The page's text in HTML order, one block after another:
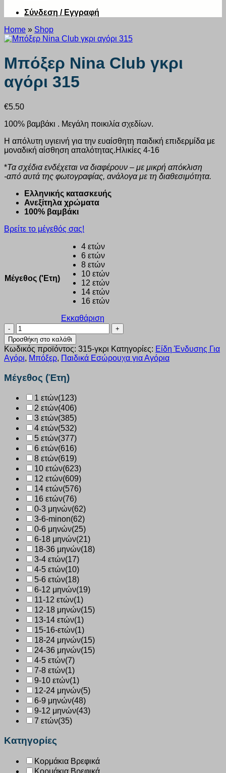
Σύνδεση / Εγγραφή
Home » Shop
Μπόξερ Nina Club γκρι
αγόρι 315
€5.50
100% βαμβάκι . Μεγάλη ποικιλία σχεδίων.
Η απόλυτη υγιεινή για την ευαίσθητη παιδική επιδερμίδα με
μοναδική αίσθηση απαλότητας.Ηλικίες 4-16
*Τα σχέδια ενδέχεται να διαφέρουν – με μικρή απόκλιση
-από αυτά της φωτογραφίας, ανάλογα με τη διαθεσιμότητα.
Eλληνικής κατασκευής
Ανεξίτηλα χρώματα
100% βαμβάκι
Βρείτε το μέγεθός σας!
Μέγεθος ('Ετη)
4 ετών
6 ετών
8 ετών
10 ετών
12 ετών
14 ετών
16 ετών
Εκκαθάριση
Μπόξερ
Nina
Club
γκρι
αγόρι
315
ποσότητα
Προσθήκη στο καλάθι
Κωδικός προϊόντος: 315-γκρι Κατηγορίες: Είδη Ένδυσης Για
Αγόρι, Μπόξερ, Παιδικά Εσώρουχα για Αγόρια
Μέγεθος (Έτη)
1 ετών(123)
2 ετών(406)
3 ετών(385)
4 ετών(532)
5 ετών(377)
6 ετών(616)
8 ετών(619)
10 ετών(623)
12 ετών(609)
14 ετών(576)
16 ετών(76)
0-3 μηνών(62)
3-6-minon(62)
0-6 μηνών(25)
6-18 μηνών(21)
18-36 μηνών(18)
3-4 ετών(17)
4-5 ετών(10)
5-6 ετών(18)
6-12 μηνών(19)
11-12 ετών(1)
12-18 μηνών(15)
13-14 ετών(1)
15-16-ετών(1)
18-24 μηνών(15)
24-36 μηνών(15)
4-5 ετών(7)
7-8 ετών(1)
9-10 ετών(1)
12-24 μηνών(5)
6-9 μηνών(48)
9-12 μηνών(43)
7 ετών(35)
Κατηγορίες
Κορμάκια Βρεφικά
Κορμάκια Βρεφικά